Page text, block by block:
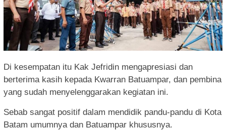
Di kesempatan itu Kak Jefridin mengapresiasi dan
berterima kasih kepada Kwarran Batuampar, dan pembina
yang sudah menyelenggarakan kegiatan ini.
Sebab sangat positif dalam mendidik pandu-pandu di Kota
Batam umumnya dan Batuampar khususnya.